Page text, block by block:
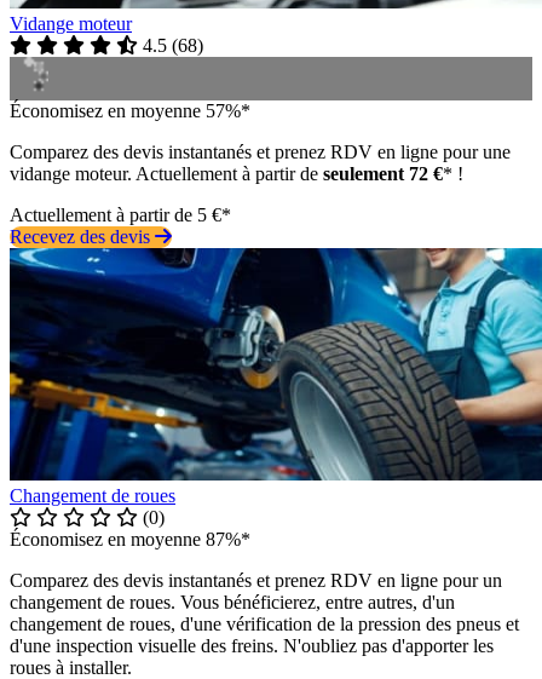
Vidange moteur
4.5 (68)
Économisez en moyenne 57%*
Comparez des devis instantanés et prenez RDV en ligne pour une
vidange moteur. Actuellement à partir de seulement 72 €* !
Actuellement à partir de 5 €*
Recevez des devis
Changement de roues
(0)
Économisez en moyenne 87%*
Comparez des devis instantanés et prenez RDV en ligne pour un
changement de roues. Vous bénéficierez, entre autres, d'un
changement de roues, d'une vérification de la pression des pneus et
d'une inspection visuelle des freins. N'oubliez pas d'apporter les
roues à installer.